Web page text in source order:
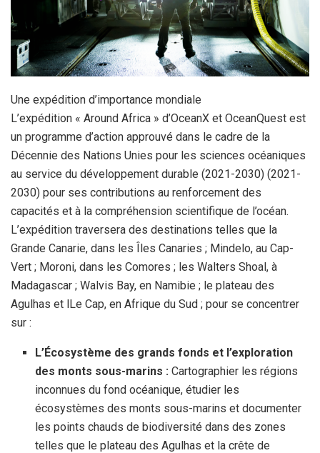
Une expédition d’importance mondiale
L’expédition « Around Africa » d’OceanX et OceanQuest est
un programme d’action approuvé dans le cadre de la
Décennie des Nations Unies pour les sciences océaniques
au service du développement durable (2021-2030) (2021-
2030) pour ses contributions au renforcement des
capacités et à la compréhension scientifique de l’océan.
L’expédition traversera des destinations telles que la
Grande Canarie, dans les Îles Canaries ; Mindelo, au Cap-
Vert ; Moroni, dans les Comores ; les Walters Shoal, à
Madagascar ; Walvis Bay, en Namibie ; le plateau des
Agulhas et lLe Cap, en Afrique du Sud ; pour se concentrer
sur :
L’Écosystème des grands fonds et l’exploration
des monts sous-marins :Cartographier les régions
inconnues du fond océanique, étudier les
écosystèmes des monts sous-marins et documenter
les points chauds de biodiversité dans des zones
telles que le plateau des Agulhas et la crête de